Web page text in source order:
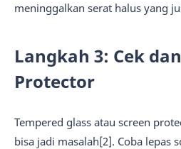
meninggalkan serat halus yang
Langkah 3: Cek
Protector
Tempered glass atau screen
bisa jadi masalah[2]. Coba lepas